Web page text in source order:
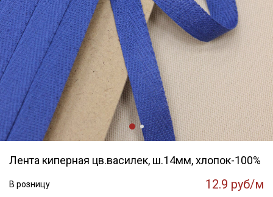
Лента киперная цв.василек, ш.14мм, хлопок-100%
В розницу 12.9 руб/м